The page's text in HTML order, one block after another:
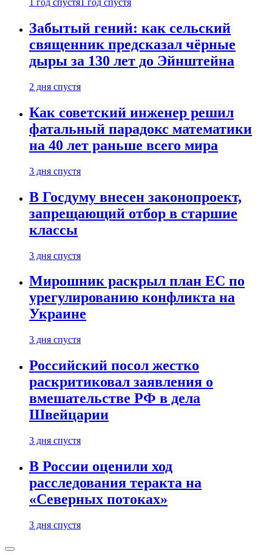
1 год спустя 1 год спустя
Забытый гений: как сельский
священник предсказал чёрные
дыры за 130 лет до Эйнштейна
2 дня спустя
Как советский инженер решил
фатальный парадокс математики
на 40 лет раньше всего мира
3 дня спустя
В Госдуму внесен законопроект,
запрещающий отбор в старшие
классы
3 дня спустя
Мирошник раскрыл план ЕС по
урегулированию конфликта на
Украине
3 дня спустя
Российский посол жестко
раскритиковал заявления о
вмешательстве РФ в дела
Швейцарии
3 дня спустя
В России оценили ход
расследования теракта на
«Северных потоках»
3 дня спустя